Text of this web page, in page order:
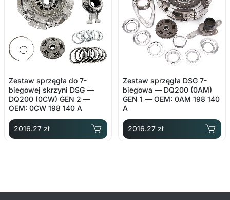
Zestaw sprzęgła do 7-
biegowej skrzyni DSG —
DQ200 (0CW) GEN 2 —
OEM: 0CW 198 140 A
2016.27 zł
Zestaw sprzęgła DSG 7-
biegowa — DQ200 (0AM)
GEN 1 — OEM: 0AM 198 140
A
2016.27 zł